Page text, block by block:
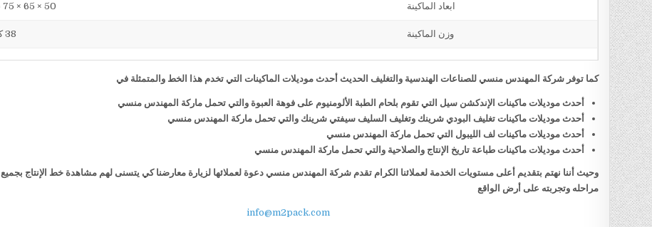
ابعاد الماكينة 50 × 65 × 75 سم
وزن الماكينة 38 كجم
كما توفر شركة المهندس منسي للصناعات الهندسية والتغليف الحديث أحدث موديلات الماكينات التي تخدم هذا الخط والمتمثلة في
أحدث موديلات ماكينات الإندكشن سيل التي تقوم بلحام الطبة الألومنيوم على فوهة العبوة والتي تحمل ماركة المهندس منسي
أحدث موديلات ماكينات تغليف البودي شرينك وتغليف السليف سيفتي شرينك والتي تحمل ماركة المهندس منسي
أحدث موديلات ماكينات لف الليبول التي تحمل ماركة المهندس منسي
أحدث موديلات ماكينات طباعة تاريخ الإنتاج والصلاحية والتي تحمل ماركة المهندس منسي
وحيث أننا نهتم بتقديم أعلى مستويات الخدمة لعملائنا الكرام تقدم شركة المهندس منسي دعوة لعملائها لزيارة معارضنا كي يتسنى لهم مشاهدة خط الإنتاج بجميع
مراحله وتجربته على أرض الواقع
info@m2pack.com